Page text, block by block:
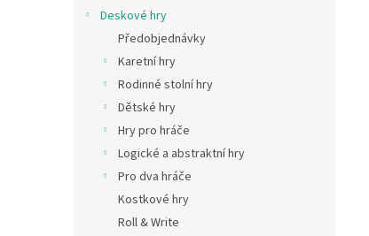
Deskové hry
Předobjednávky
Karetní hry
Rodinné stolní hry
Dětské hry
Hry pro hráče
Logické a abstraktní hry
Pro dva hráče
Kostkové hry
Roll & Write